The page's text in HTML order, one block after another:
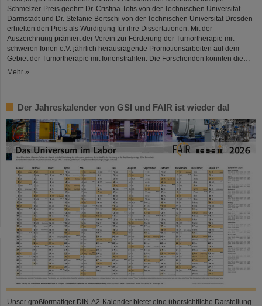
Schmelzer-Preis geehrt: Dr. Cristina Totis von der Technischen Universität
Darmstadt und Dr. Stefanie Bertschi von der Technischen Universität Dresden
erhielten den Preis als Würdigung für ihre Dissertationen. Mit der
Auszeichnung prämiert der Verein zur Förderung der Tumortherapie mit
schweren Ionen e.V. jährlich herausragende Promotionsarbeiten auf dem
Gebiet der Tumortherapie mit Ionenstrahlen. Die Forschenden konnten die…
Mehr »
Der Jahreskalender von GSI und FAIR ist wieder da!
Unser großformatiger DIN-A2-Kalender bietet eine übersichtliche Darstellung